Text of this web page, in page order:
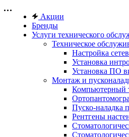
Акции
Бренды
Услуги технического
Техническое
Настройка
Установка
Установка ПО
Монтаж и
Компьютерный
Пуско-наладка
Рентгены